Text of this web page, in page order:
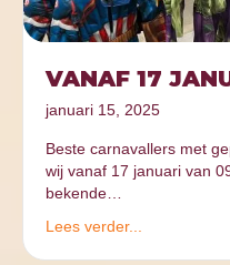
VANAF 17
januari 15, 2025
Beste carnavallers met
wij vanaf 17 januari van
bekende…
Lees verder...